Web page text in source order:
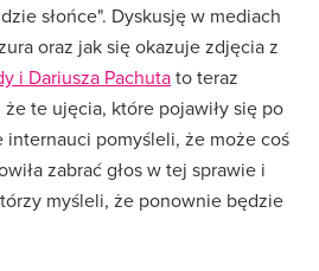
słońce". Dyskusję w mediach
oraz jak się okazuje zdjęcia z
i Dariusza Pachutato teraz
te ujęcia, które pojawiły się po
internauci pomyśleli, że może coś
zabrać głos w tej sprawie i
myśleli, że ponownie będzie